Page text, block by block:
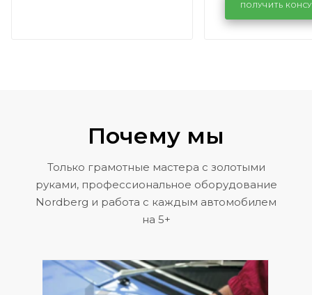
районе
Volkswagen
ПОЛУЧИТЬ
Почему мы
Только грамотные мастера с золотыми
руками, профессиональное оборудование
Nordberg и работа с каждым автомобилем
на 5+